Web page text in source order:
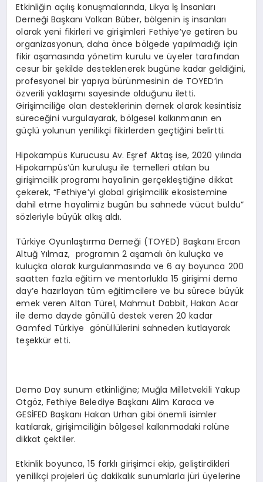
Etkinliğin açılış konuşmalarında, Likya İş İnsanları
Derneği Başkanı Volkan Büber, bölgenin iş insanları
olarak yeni fikirleri ve girişimleri Fethiye’ye getiren bu
organizasyonun, daha önce bölgede yapılmadığı için
fikir aşamasında yönetim kurulu ve üyeler tarafından
cesur bir şekilde desteklenerek bugüne kadar geldiğini,
profesyonel bir yapıya bürünmesinin de TOYED’in
özverili yaklaşımı sayesinde olduğunu iletti.
Girişimciliğe olan desteklerinin dernek olarak kesintisiz
süreceğini vurgulayarak, bölgesel kalkınmanın en
güçlü yolunun yenilikçi fikirlerden geçtiğini belirtti.
Hipokampüs Kurucusu Av. Eşref Aktaş ise, 2020 yılında
Hipokampüs’ün kuruluşu ile temelleri atılan bu
girişimcilik programı hayalinin gerçekleştiğine dikkat
çekerek, “Fethiye’yi global girişimcilik ekosistemine
dahil etme hayalimiz bugün bu sahnede vücut buldu”
sözleriyle büyük alkış aldı.
Türkiye Oyunlaştırma Derneği (TOYED) Başkanı Ercan
Altuğ Yılmaz, programın 2 aşamalı ön kuluçka ve
kuluçka olarak kurgulanmasında ve 6 ay boyunca 200
saatten fazla eğitim ve mentorlukla 15 girişimi demo
day’e hazırlayan tüm eğitimcilere ve bu sürece büyük
emek veren Altan Türel, Mahmut Dabbit, Hakan Acar
ile demo dayde gönüllü destek veren 20 kadar
Gamfed Türkiye gönüllülerini sahneden kutlayarak
teşekkür etti.
Demo Day sunum etkinliğine; Muğla Milletvekili Yakup
Otgöz, Fethiye Belediye Başkanı Alim Karaca ve
GESİFED Başkanı Hakan Urhan gibi önemli isimler
katılarak, girişimciliğin bölgesel kalkınmadaki rolüne
dikkat çektiler.
Etkinlik boyunca, 15 farklı girişimci ekip, geliştirdikleri
yenilikçi projeleri üç dakikalık sunumlarla jüri üyelerine